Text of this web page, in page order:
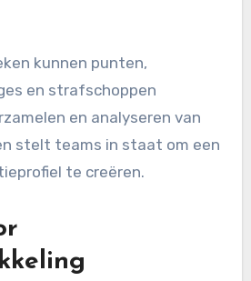
kunnen punten,
en strafschoppen
en analyseren van
stelt teams in staat om een
te creëren.